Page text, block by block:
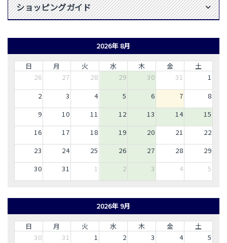
ショッピングガイド
2026年 8月
日 月 火 水 木 金
土
26
27 28 29 30 31
1
2
3 4 5 6 7
8
9
10 11 12 13 14
15
16
17 18 19 20 21
22
23
24 25 26 27 28
29
30
31 1 2 3 4 5
2026年 9月
日 月 火 水 木 金
土
30
31 1 2 3 4
5